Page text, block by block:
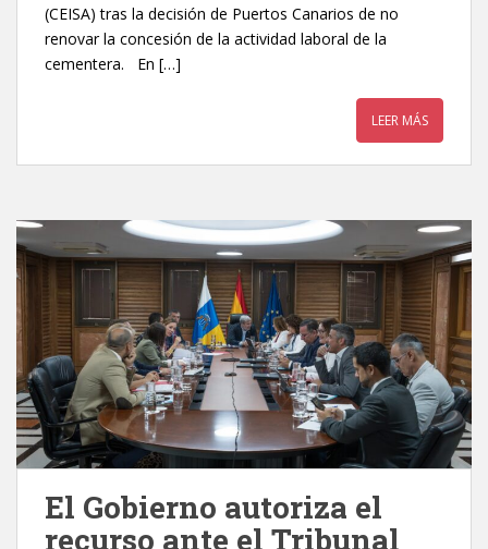
(CEISA) tras la decisión de Puertos Canarios de no
renovar la concesión de la actividad laboral de la
cementera. En […]
LEER MÁS
El Gobierno autoriza el
recurso ante el Tribunal